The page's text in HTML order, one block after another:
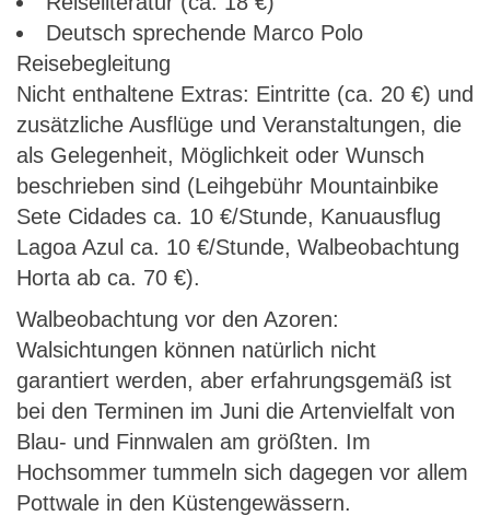
Deutsch sprechende Marco Polo
Reisebegleitung
Nicht enthaltene Extras: Eintritte (ca. 20 €) und
zusätzliche Ausflüge und Veranstaltungen, die
als Gelegenheit, Möglichkeit oder Wunsch
beschrieben sind (Leihgebühr Mountainbike
Sete Cidades ca. 10 €/Stunde, Kanuausflug
Lagoa Azul ca. 10 €/Stunde, Walbeobachtung
Horta ab ca. 70 €).
Walbeobachtung vor den Azoren:
Walsichtungen können natürlich nicht
garantiert werden, aber erfahrungsgemäß ist
bei den Terminen im Juni die Artenvielfalt von
Blau- und Finnwalen am größten. Im
Hochsommer tummeln sich dagegen vor allem
Pottwale in den Küstengewässern.